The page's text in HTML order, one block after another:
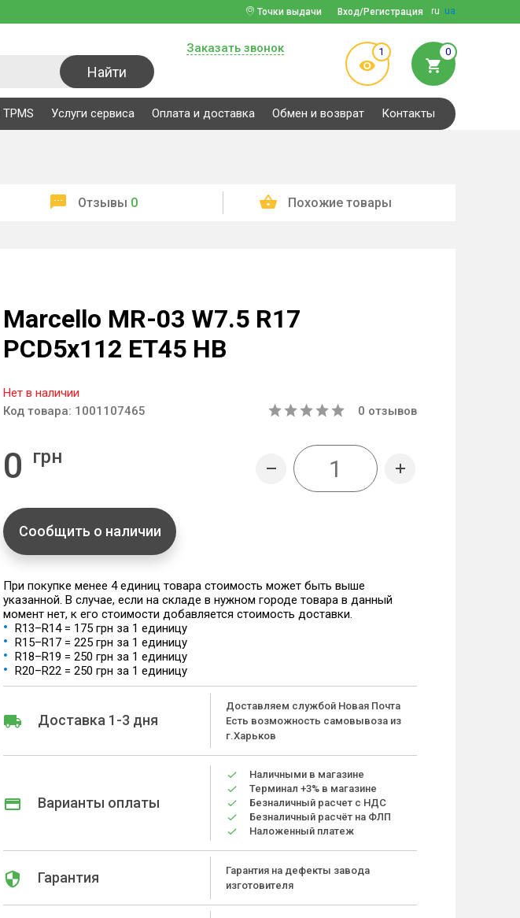
ru ua
Вход/Регистрация
Точки выдачи
Найти
Заказать звонок 1 0
Услуги сервиса Оплата и доставка Обмен и возврат Контакты
Отзывы 0 Похожие товары
Marcello MR-03 W7.5 R17
PCD5x112 ET45 HB
Нет в наличии
Код товара: 1001107465 0 отзывов
0 грн
Сообщить о наличии
При покупке менее 4 единиц товара стоимость может быть выше
указанной. В случае, если на складе в нужном городе товара в данный
момент нет, к его стоимости добавляется стоимость доставки.
R13–R14 = 175 грн за 1 единицу
R15–R17 = 225 грн за 1 единицу
R18–R19 = 250 грн за 1 единицу
R20–R22 = 250 грн за 1 единицу
Доставка 1-3 дня
Доставляем службой Новая Почта
Есть возможность самовывоза из
г.Харьков
Варианты оплаты
Наличными в магазине
Терминал +3% в магазине
Безналичный расчет с НДС
Безналичный расчёт на ФЛП
Наложенный платеж
Гарантия
Гарантия на дефекты завода
изготовителя